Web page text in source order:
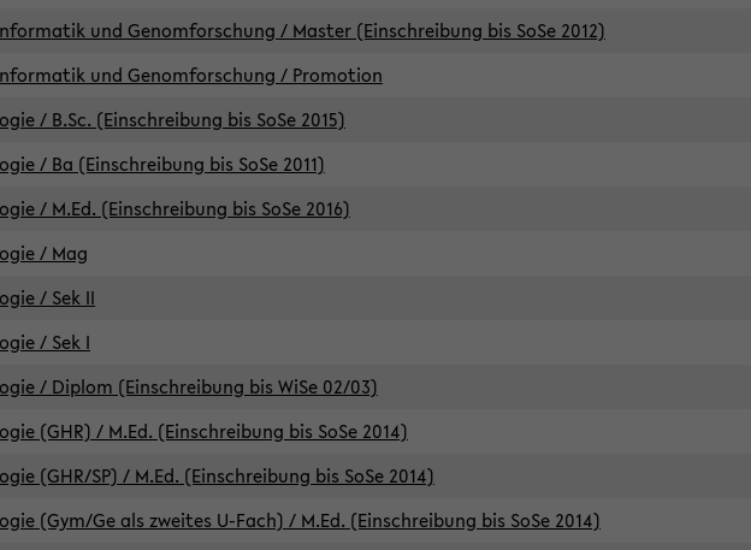
und Genomforschung / Master (Einschreibung bis SoSe 2012)
und Genomforschung / Promotion
/ B.Sc. (Einschreibung bis SoSe 2015)
/ Ba (Einschreibung bis SoSe 2011)
/ M.Ed. (Einschreibung bis SoSe 2016)
/ Mag
/ Sek II
/ Sek I
/ Diplom (Einschreibung bis WiSe 02/03)
(GHR) / M.Ed. (Einschreibung bis SoSe 2014)
(GHR/SP) / M.Ed. (Einschreibung bis SoSe 2014)
(Gym/Ge als zweites U-Fach) / M.Ed. (Einschreibung bis SoSe 2014)